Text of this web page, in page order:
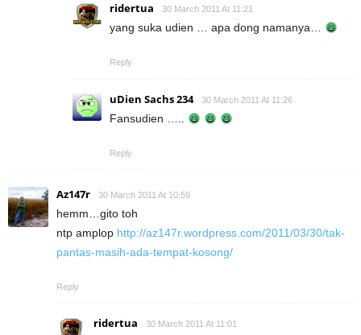
ridertua 30 March 2011 At 11:21
yang suka udien … apa dong namanya…
Reply
uDien Sachs 234 30 March 2011 At 11:26
Fansudien …..
Reply
Az147r 30 March 2011 At 10:59
hemm…gito toh
ntp amplop http://az147r.wordpress.com/2011/03/30/tak-
pantas-masih-ada-tempat-kosong/
Reply
ridertua 30 March 2011 At 11:01